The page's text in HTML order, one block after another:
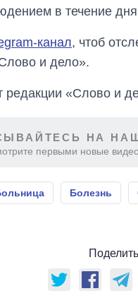
в течение
канал, чтоб
и дело».
редакции «Слово и
НА НАШ
первыми новые
Болезнь